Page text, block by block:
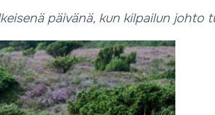
päivänä, kun kilpailun